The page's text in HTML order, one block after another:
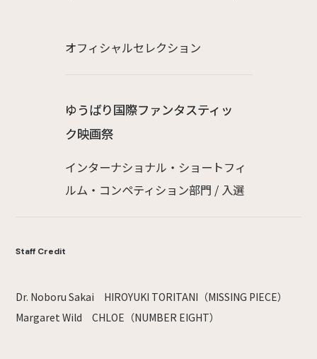
オフィシャルセレクション
ゆうばり国際ファンタスティッ
ク映画祭
インターナショナル・ショートフィ
ルム・コンペティション部門 / 入選
Staff Credit
Dr. Noboru Sakai HIROYUKI TORITANI（MISSING PIECE）
Margaret Wild CHLOE（NUMBER EIGHT）